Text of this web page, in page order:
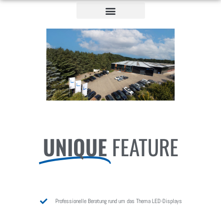
UNIQUE FEATURE
Professionelle Beratung rund um das Thema LED-Displays